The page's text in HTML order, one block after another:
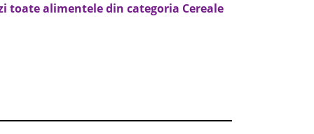
toate alimentele din categoria Cereale